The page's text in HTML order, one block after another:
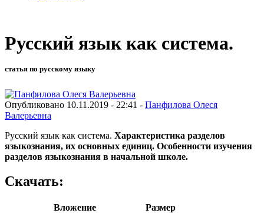
Русский язык как система.
статья по русскому языку
Опубликовано 10.11.2019 - 22:41 - Панфилова Олеся
Валерьевна
Русский язык как система. Характеристика разделов
языкознания, их основных единиц. Особенности изучения
разделов языкознания в начальной школе.
Скачать:
Вложение
Размер